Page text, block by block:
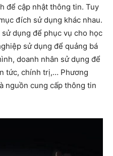
để cập nhật thông tin. Tuy
đích sử dụng khác nhau.
dụng để phục vụ cho học
sử dụng để quảng bá
doanh nhân sử dụng để
tức, chính trị,… Phương
nguồn cung cấp thông tin